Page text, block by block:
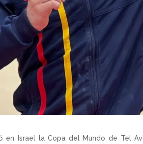
en Israel la Copa del Mundo de Tel